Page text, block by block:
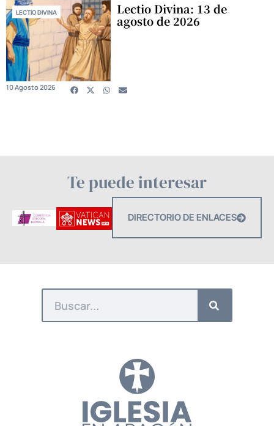
LECTIO DIVINA Lectio Divina: 13 de
agosto de 2026
10 Agosto 2026
Te puede interesar
DIRECTORIO DE ENLACES